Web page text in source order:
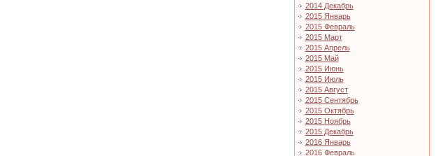
2014 Декабрь
2015 Январь
2015 Февраль
2015 Март
2015 Апрель
2015 Май
2015 Июнь
2015 Июль
2015 Август
2015 Сентябрь
2015 Октябрь
2015 Ноябрь
2015 Декабрь
2016 Январь
2016 Февраль